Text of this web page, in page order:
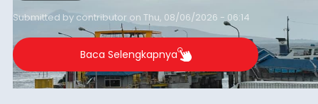
Submitted by contributor on Thu, 08/06/2026 - 06:14
Baca Selengkapnya